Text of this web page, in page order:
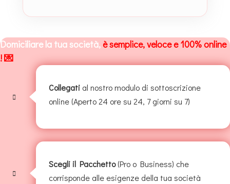
Domiciliare la tua società,è semplice, veloce e 100% online
! 💌
Collegati al nostro modulo di sottoscrizione
online (Aperto 24 ore su 24, 7 giorni su 7)
Scegli il Pacchetto(Pro o Business) che
corrisponde alle esigenze della tua società